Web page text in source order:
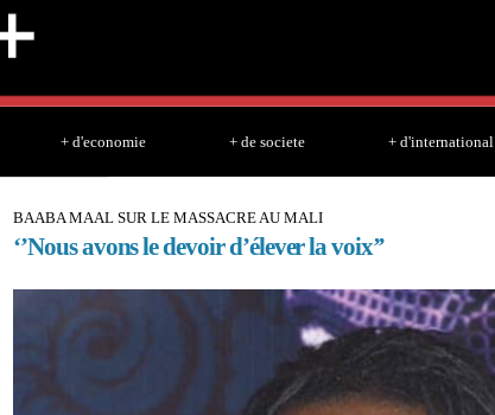
+ d'economie + de societe + d'international
BAABA MAAL SUR LE MASSACRE AU MALI
‘’Nous avons le devoir d’élever la voix’’